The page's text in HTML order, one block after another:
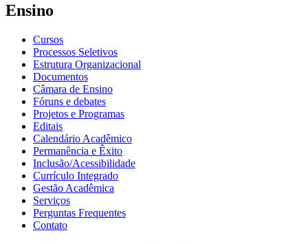
Ensino
Cursos
Processos Seletivos
Estrutura Organizacional
Documentos
Câmara de Ensino
Fóruns e debates
Projetos e Programas
Editais
Calendário Acadêmico
Permanência e Êxito
Inclusão/Acessibilidade
Currículo Integrado
Gestão Acadêmica
Serviços
Perguntas Frequentes
Contato